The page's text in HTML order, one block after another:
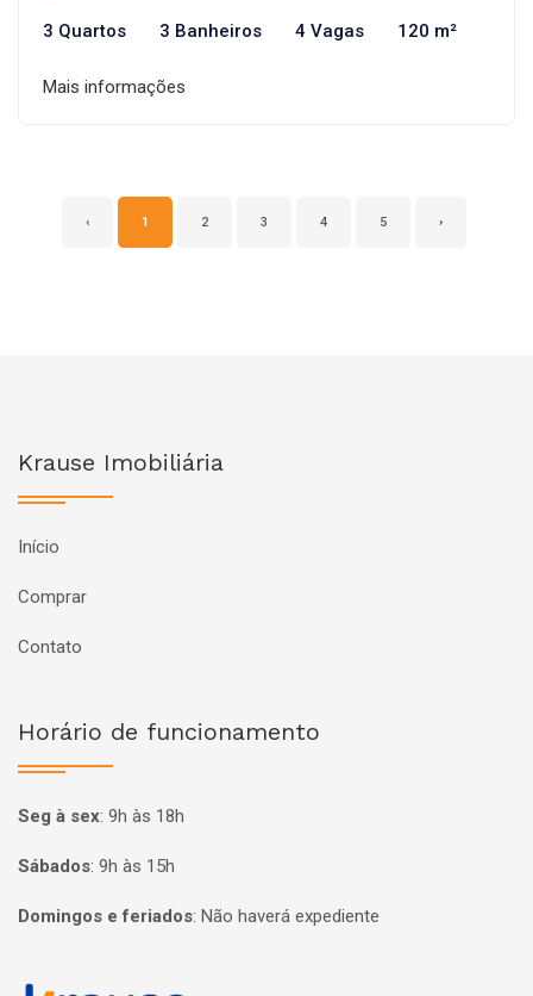
3 Quartos 3 Banheiros 4 Vagas 120 m²
Mais informações
‹ 1 2 3 4 5 ›
Krause Imobiliária
Início
Comprar
Contato
Horário de funcionamento
Seg à sex: 9h às 18h
Sábados: 9h às 15h
Domingos e feriados: Não haverá expediente
Página inicial